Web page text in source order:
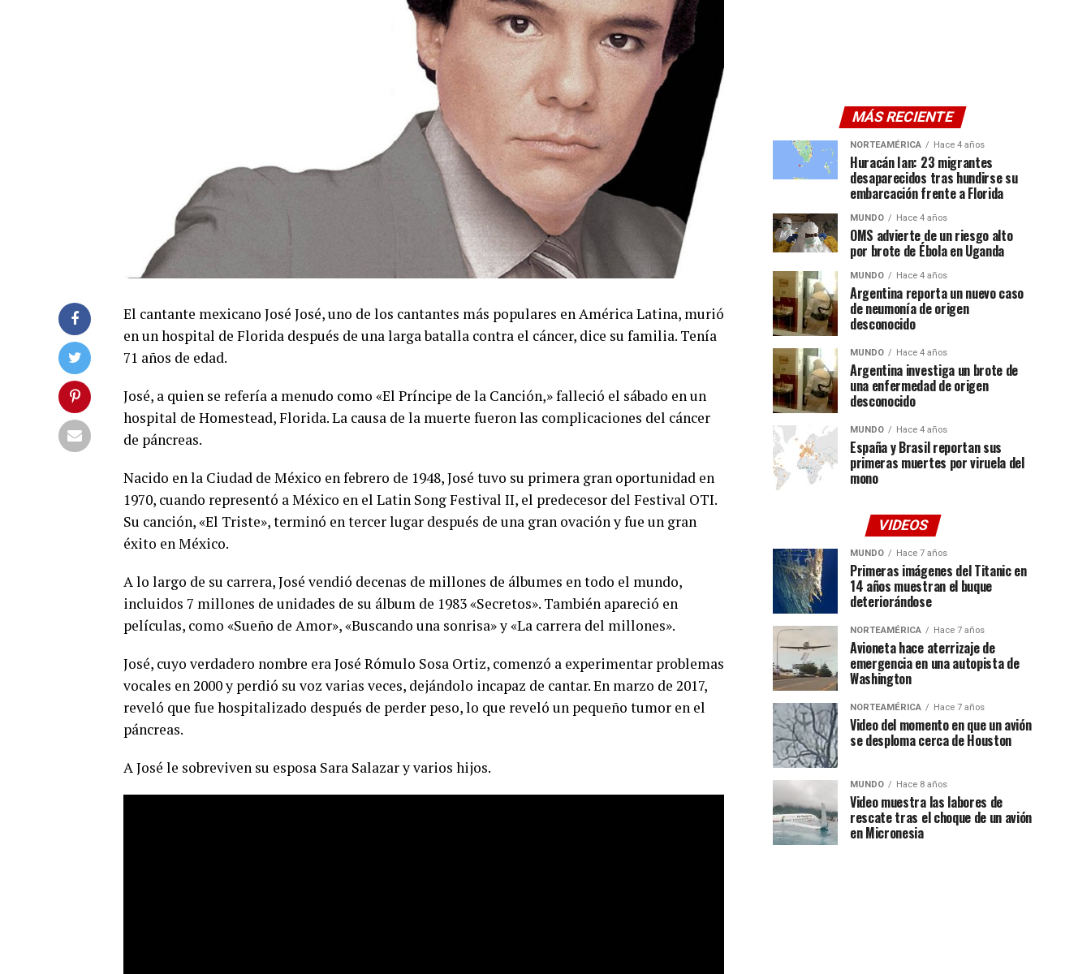
El cantante mexicano José José, uno de los cantantes más populares en América Latina, murió
en un hospital de Florida después de una larga batalla contra el cáncer, dice su familia. Tenía
71 años de edad.
José, a quien se refería a menudo como «El Príncipe de la Canción,» falleció el sábado en un
hospital de Homestead, Florida. La causa de la muerte fueron las complicaciones del cáncer
de páncreas.
Nacido en la Ciudad de México en febrero de 1948, José tuvo su primera gran oportunidad en
1970, cuando representó a México en el Latin Song Festival II, el predecesor del Festival OTI.
Su canción, «El Triste», terminó en tercer lugar después de una gran ovación y fue un gran
éxito en México.
A lo largo de su carrera, José vendió decenas de millones de álbumes en todo el mundo,
incluidos 7 millones de unidades de su álbum de 1983 «Secretos». También apareció en
películas, como «Sueño de Amor», «Buscando una sonrisa» y «La carrera del millones».
José, cuyo verdadero nombre era José Rómulo Sosa Ortiz, comenzó a experimentar problemas
vocales en 2000 y perdió su voz varias veces, dejándolo incapaz de cantar. En marzo de 2017,
reveló que fue hospitalizado después de perder peso, lo que reveló un pequeño tumor en el
páncreas.
A José le sobreviven su esposa Sara Salazar y varios hijos.
MÁS RECIENTE
NORTEAMÉRICA Hace 4 años
Huracán Ian: 23 migrantes
desaparecidos tras hundirse su
embarcación frente a Florida
MUNDO Hace 4 años
OMS advierte de un riesgo alto
por brote de Ébola en Uganda
MUNDO Hace 4 años
Argentina reporta un nuevo caso
de neumonía de origen
desconocido
MUNDO Hace 4 años
Argentina investiga un brote de
una enfermedad de origen
desconocido
MUNDO Hace 4 años
España y Brasil reportan sus
primeras muertes por viruela del
mono
VIDEOS
MUNDO Hace 7 años
Primeras imágenes del Titanic en
14 años muestran el buque
deteriorándose
NORTEAMÉRICA Hace 7 años
Avioneta hace aterrizaje de
emergencia en una autopista de
Washington
NORTEAMÉRICA Hace 7 años
Video del momento en que un avión
se desploma cerca de Houston
MUNDO Hace 8 años
Video muestra las labores de
rescate tras el choque de un avión
en Micronesia